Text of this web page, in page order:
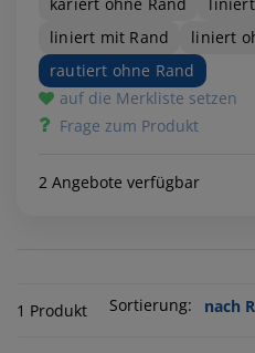
liniert mit Rand
liniert
rautiert ohne Rand
auf die Merkliste setzen
Frage zum Produkt
2 Angebote verfügbar
1 Produkt Sortierung: